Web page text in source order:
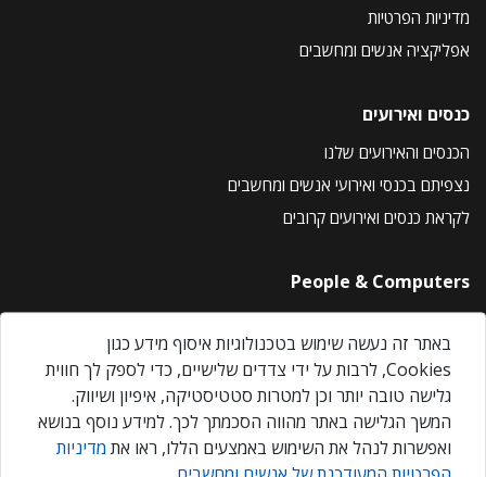
מדיניות הפרטיות
אפליקציה אנשים ומחשבים
כנסים ואירועים
הכנסים והאירועים שלנו
נצפיתם בכנסי ואירועי אנשים ומחשבים
לקראת כנסים ואירועים קרובים
People & Computers
About Us
Privacy Policy
Contact Us
Our Events
באתר זה נעשה שימוש בטכנולוגיות איסוף מידע כגון
Cookies, לרבות על ידי צדדים שלישיים, כדי לספק לך חווית
גלישה טובה יותר וכן למטרות סטטיסטיקה, איפיון ושיווק.
המשך הגלישה באתר מהווה הסכמתך לכך. למידע נוסף בנושא
ואפשרות לנהל את השימוש באמצעים הללו, ראו את מדיניות